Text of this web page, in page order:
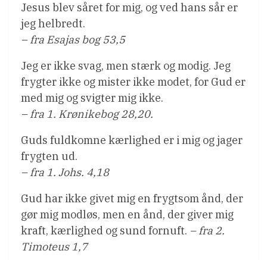
Jesus blev såret for mig, og ved hans sår er
jeg helbredt.
– fra Esajas bog 53,5
Jeg er ikke svag, men stærk og modig. Jeg
frygter ikke og mister ikke modet, for Gud er
med mig og svigter mig ikke.
– fra 1. Krønikebog 28,20.
Guds fuldkomne kærlighed er i mig og jager
frygten ud.
– fra 1. Johs. 4,18
Gud har ikke givet mig en frygtsom ånd, der
gør mig modløs, men en ånd, der giver mig
kraft, kærlighed og sund fornuft. – fra 2.
Timoteus 1,7